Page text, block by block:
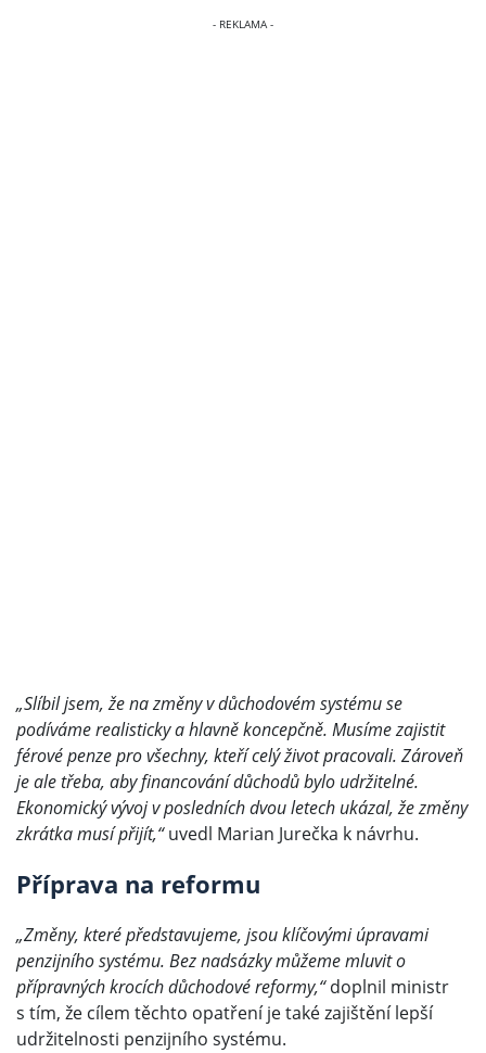
„Slíbil jsem, že na změny v důchodovém systému se
podíváme realisticky a hlavně koncepčně. Musíme zajistit
férové penze pro všechny, kteří celý život pracovali. Zároveň
je ale třeba, aby financování důchodů bylo udržitelné.
Ekonomický vývoj v posledních dvou letech ukázal, že změny
zkrátka musí přijít,“uvedl Marian Jurečka k návrhu.
Příprava na reformu
„Změny, které představujeme, jsou klíčovými úpravami
penzijního systému. Bez nadsázky můžeme mluvit o
přípravných krocích důchodové reformy,“doplnil ministr
s tím, že cílem těchto opatření je také zajištění lepší
udržitelnosti penzijního systému.